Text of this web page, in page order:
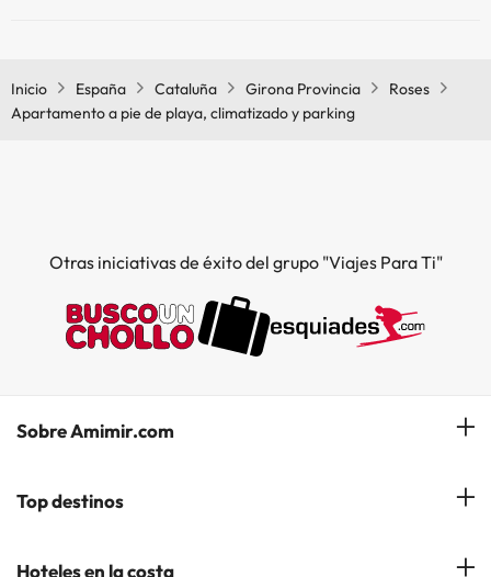
Inicio
España Cataluña Girona Provincia
Roses
Apartamento a pie de playa, climatizado y parking
Otras iniciativas de éxito del grupo "Viajes Para Ti"
Sobre Amimir.com
¿Quiénes somos?
Top destinos
Hoteles en Salou
Hoteles en la costa